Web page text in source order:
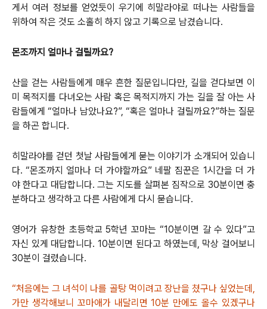
게서 여러 정보를 얻었듯이 우기에 히말라야로 떠나는 사람들을
위하여 작은 것도 소홀히 하지 않고 기록으로 남겼습니다.
몬조까지 얼마나 걸릴까요?
산을 걷는 사람들에게 매우 흔한 질문입니다만, 길을 걷다보면 이
미 목적지를 다녀오는 사람 혹은 목적지까지 가는 길을 잘 아는 사
람들에게 “얼마나 남았나요?”, “혹은 얼마나 걸릴까요?”하는 질문
을 하곤 합니다.
히말라야를 걷던 첫날 사람들에게 묻는 이야기가 소개되어 있습니
다. “몬조까지 얼마나 더 가야할까요” 네팔 짐꾼은 1시간을 더 가
야 한다고 대답합니다. 그는 지도를 살펴본 짐작으로 30분이면 충
분하다고 생각하고 다른 사람에게 다시 묻습니다.
영어가 유창한 초등학교 5학년 꼬마는 “10분이면 갈 수 있다”고
자신 있게 대답합니다. 10분이면 된다고 하였는데, 막상 걸어보니
30분이 걸렸습니다.
“처음에는 그 녀석이 나를 골탕 먹이려고 장난을 쳤구나 싶었는데,
가만 생각해보니 꼬마애가 내달리면 10분 만에도 올수 있겠구나